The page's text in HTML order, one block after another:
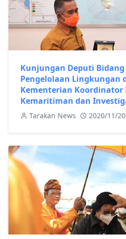
Kunjungan Deputi
Pengelolaan Lingkungan
Kementerian Koordinator
Kemaritiman dan
Tarakan News 2020/11/20